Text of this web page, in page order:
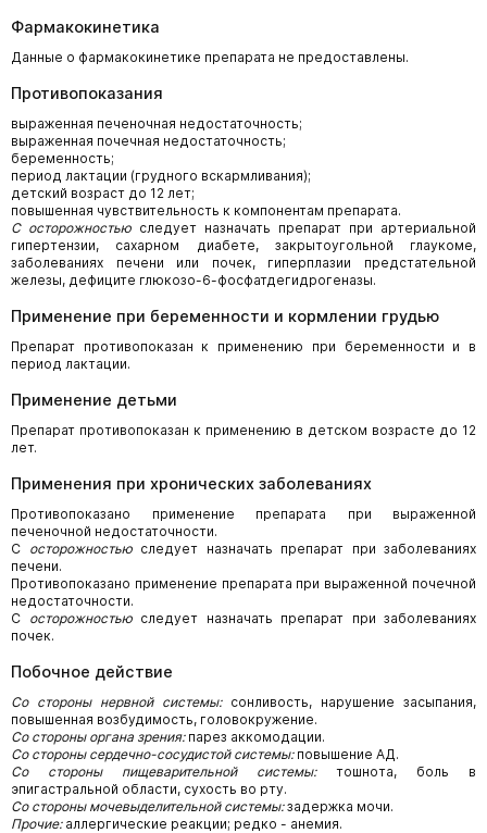
Фармакокинетика
Данные о фармакокинетике препарата не предоставлены.
Противопоказания
выраженная печеночная недостаточность;
выраженная почечная недостаточность;
беременность;
период лактации (грудного вскармливания);
детский возраст до 12 лет;
повышенная чувствительность к компонентам препарата.
С осторожностью следует назначать препарат при артериальной
гипертензии, сахарном диабете, закрытоугольной глаукоме,
заболеваниях печени или почек, гиперплазии предстательной
железы, дефиците глюкозо-6-фосфатдегидрогеназы.
Применение при беременности и кормлении грудью
Препарат противопоказан к применению при беременности и в
период лактации.
Применение детьми
Препарат противопоказан к применению в детском возрасте до 12
лет.
Применения при хронических заболеваниях
Противопоказано применение препарата при выраженной
печеночной недостаточности.
С осторожностьюследует назначать препарат при заболеваниях
печени.
Противопоказано применение препарата при выраженной почечной
недостаточности.
С осторожностьюследует назначать препарат при заболеваниях
почек.
Побочное действие
Со стороны нервной системы:сонливость, нарушение засыпания,
повышенная возбудимость, головокружение.
Со стороны органа зрения:парез аккомодации.
Со стороны сердечно-сосудистой системы:повышение АД.
Со стороны пищеварительной системы:тошнота, боль в
эпигастральной области, сухость во рту.
Со стороны мочевыделительной системы:задержка мочи.
Прочие:аллергические реакции; редко - анемия.